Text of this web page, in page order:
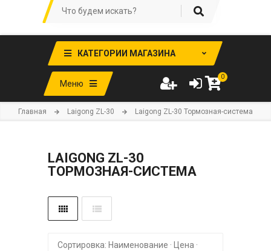
КАТЕГОРИИ МАГАЗИНА
Меню
0
Главная Laigong ZL-30 Laigong ZL-30 Тормозная-система
LAIGONG ZL-30
ТОРМОЗНАЯ-СИСТЕМА
Сортировка: Наименование · Цена ·